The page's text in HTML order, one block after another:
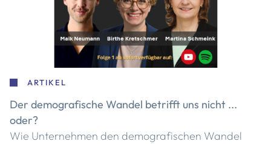
ARTIKEL
Der demografische Wandel betrifft uns nicht ...
oder?
Wie Unternehmen den demografischen Wandel